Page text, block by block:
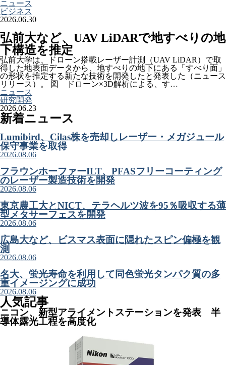
ニュース
ビジネス
2026.06.30
弘前大など、UAV LiDARで地すべりの地
下構造を推定
弘前大学は、ドローン搭載レーザー計測（UAV LiDAR）で取
得した地表面データから、地すべりの地下にある「すべり面」
の形状を推定する新たな技術を開発したと発表した（ニュース
リリース）。 図 ドローン×3D解析による、す…
ニュース
研究開発
2026.06.23
新着ニュース
Lumibird、Cilas株を売却しレーザー・メガジュール
保守事業を取得
2026.08.06
フラウンホーファーILT、PFASフリーコーティング
のレーザー製造技術を開発
2026.08.06
東京農工大とNICT、テラヘルツ波を95％吸収する薄
型メタサーフェスを開発
2026.08.06
広島大など、ビスマス表面に隠れたスピン偏極を観
測
2026.08.06
名大、蛍光寿命を利用して同色蛍光タンパク質の多
重イメージングに成功
2026.08.06
人気記事
ニコン、新型アライメントステーションを発表 半
導体露光工程を高度化